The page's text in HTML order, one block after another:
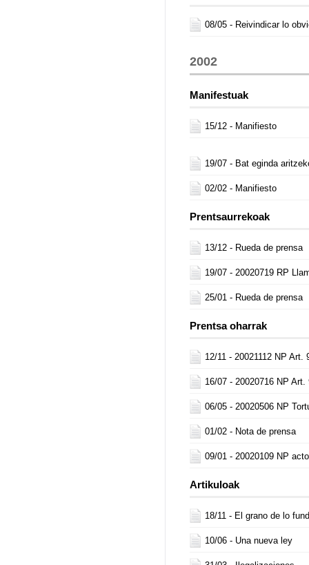
08/05 - Reivindicar lo
2002
Manifestuak
15/12 - Manifiesto
19/07 - Bat eginda
02/02 - Manifiesto
Prentsaurrekoak
13/12 - Rueda de prensa
19/07 - 20020719 RP
25/01 - Rueda de prensa
Prentsa oharrak
12/11 - 20021112 NP Art.
16/07 - 20020716 NP Art.
06/05 - 20020506 NP
01/02 - Nota de prensa
09/01 - 20020109 NP
Artikuloak
18/11 - El grano de lo
10/06 - Una nueva ley